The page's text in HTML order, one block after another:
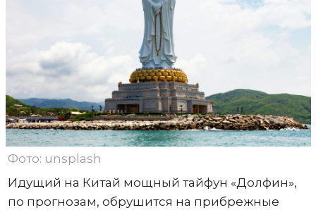
Фото: unsplash
Идущий на Китай мощный тайфун «Долфин»,
по прогнозам, обрушится на прибрежные